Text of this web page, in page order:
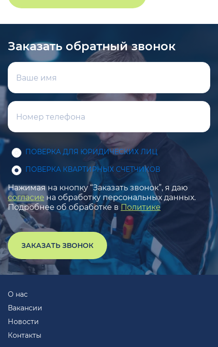
Заказать обратный звонок
ПОВЕРКА ДЛЯ ЮРИДИЧЕСКИХ ЛИЦ
ПОВЕРКА КВАРТИРНЫХ СЧЕТЧИКОВ
Нажимая на кнопку “Заказать звонок”, я даю
согласие на обработку персональных данных.
Подробнее об обработке в Политике
ЗАКАЗАТЬ ЗВОНОК
О нас
Вакансии
Новости
Контакты